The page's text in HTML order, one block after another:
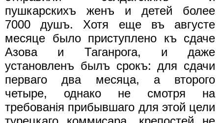
пушкарскихъ женъ и детей более
7000 душъ. Хотя еще въ августе
месяце было приступлено къ сдаче
Азова и Таганрога, и даже
установленъ былъ срокъ: для сдачи
перваго два месяца, а второго
четыре, однако не смотря на
требованiя прибывшаго для этой цели